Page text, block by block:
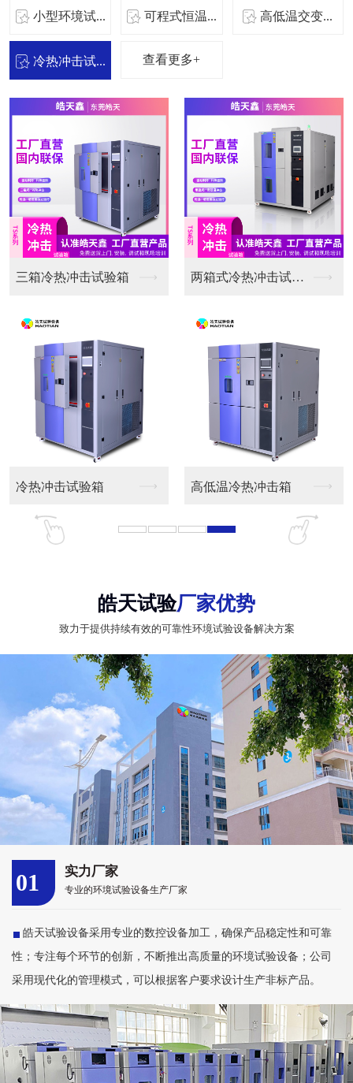
小型环境试... 可程式恒温... 高低温交变...
冷热冲击试... 查看更多+
三箱冷热冲击试验箱 两箱式冷热冲击试验箱
冷热冲击试验箱 高低温冷热冲击箱
皓天试验厂家优势
致力于提供持续有效的可靠性环境试验设备解决方案
01 实力厂家
专业的环境试验设备生产厂家
皓天试验设备采用专业的数控设备加工，确保产品稳定性和可靠
性；专注每个环节的创新，不断推出高质量的环境试验设备；公司
采用现代化的管理模式，可以根据客户要求设计生产非标产品。